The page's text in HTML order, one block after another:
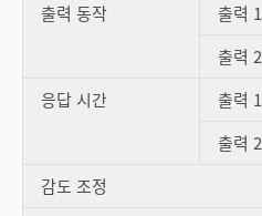
출력 동작
출력 1
출력 2
응답 시간
출력 1
출력 2
감도 조정